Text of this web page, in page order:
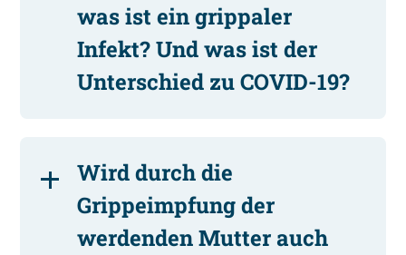
was ist ein grippaler
Infekt? Und was ist der
Unterschied zu COVID-19?
Wird durch die
Grippeimpfung der
werdenden Mutter auch